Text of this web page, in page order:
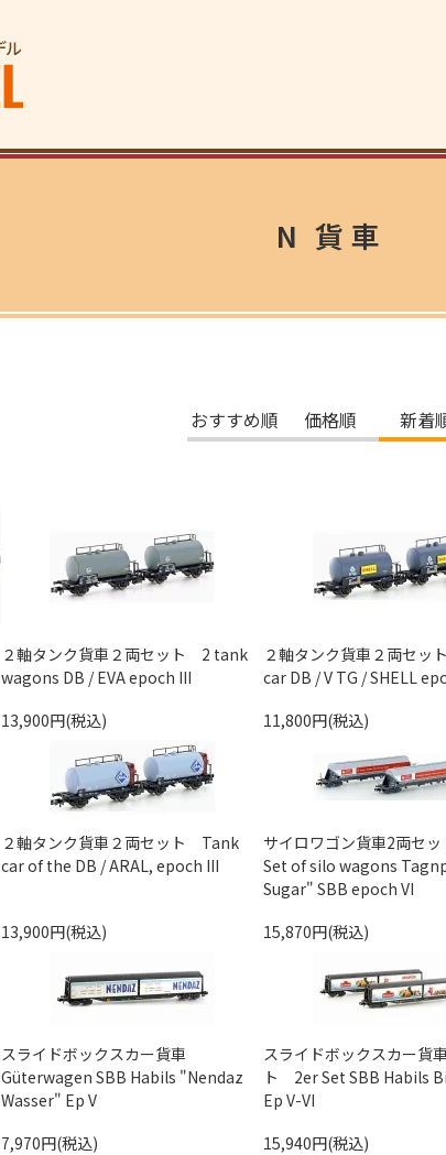
N 貨車
おすすめ順 価格順 新着
２軸タンク貨車２両セット 2 tank
wagons DB / EVA epoch III
13,900円(税込)
２軸タンク貨車２両セ
car DB / V TG / SHELL
11,800円(税込)
２軸タンク貨車２両セット Tank
car of the DB / ARAL, epoch III
13,900円(税込)
サイロワゴン貨車2両セ
Set of silo wagons
Sugar" SBB epoch VI
15,870円(税込)
スライドボックスカー貨車
Güterwagen SBB Habils "Nendaz
Wasser" Ep V
7,970円(税込)
スライドボックスカー貨
ト 2er Set SBB Habils
Ep V-VI
15,940円(税込)